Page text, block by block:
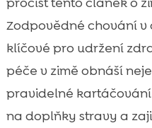
Zodpovědné chování
klíčové pro udržení
péče v zimě obnáší
pravidelné
na doplňky stravy a